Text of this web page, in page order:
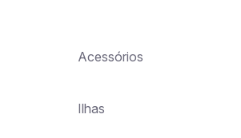
Acessórios
Ilhas